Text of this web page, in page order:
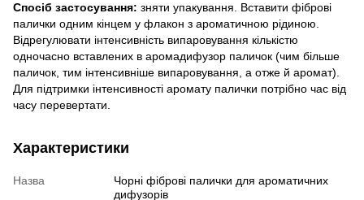
Спосіб застосування: зняти упакування. Вставити фіброві
палички одним кінцем у флакон з ароматичною рідиною.
Відрегулювати інтенсивність випаровування кількістю
одночасно вставлених в аромадифузор паличок (чим більше
паличок, тим інтенсивніше випаровування, а отже й аромат).
Для підтримки інтенсивності аромату палички потрібно час від
часу перевертати.
Характеристики
Назва
Чорні фіброві палички для ароматичних
дифузорів